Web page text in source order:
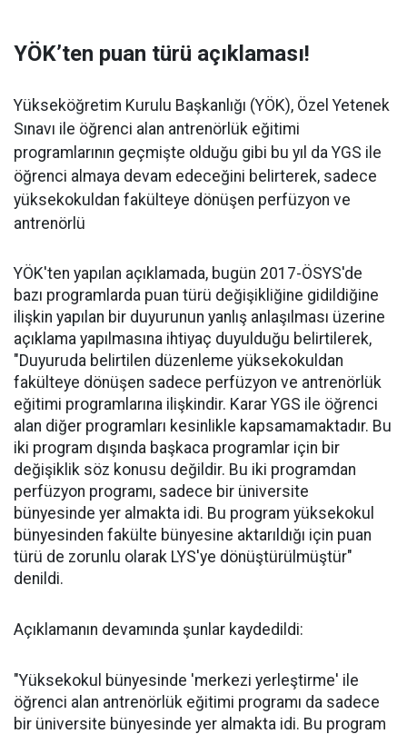
YÖK’ten puan türü açıklaması!
Yükseköğretim Kurulu Başkanlığı (YÖK), Özel Yetenek
Sınavı ile öğrenci alan antrenörlük eğitimi
programlarının geçmişte olduğu gibi bu yıl da YGS ile
öğrenci almaya devam edeceğini belirterek, sadece
yüksekokuldan fakülteye dönüşen perfüzyon ve
antrenörlü
YÖK'ten yapılan açıklamada, bugün 2017-ÖSYS'de
bazı programlarda puan türü değişikliğine gidildiğine
ilişkin yapılan bir duyurunun yanlış anlaşılması üzerine
açıklama yapılmasına ihtiyaç duyulduğu belirtilerek,
"Duyuruda belirtilen düzenleme yüksekokuldan
fakülteye dönüşen sadece perfüzyon ve antrenörlük
eğitimi programlarına ilişkindir. Karar YGS ile öğrenci
alan diğer programları kesinlikle kapsamamaktadır. Bu
iki program dışında başkaca programlar için bir
değişiklik söz konusu değildir. Bu iki programdan
perfüzyon programı, sadece bir üniversite
bünyesinde yer almakta idi. Bu program yüksekokul
bünyesinden fakülte bünyesine aktarıldığı için puan
türü de zorunlu olarak LYS'ye dönüştürülmüştür"
denildi.
Açıklamanın devamında şunlar kaydedildi:
"Yüksekokul bünyesinde 'merkezi yerleştirme' ile
öğrenci alan antrenörlük eğitimi programı da sadece
bir üniversite bünyesinde yer almakta idi. Bu program